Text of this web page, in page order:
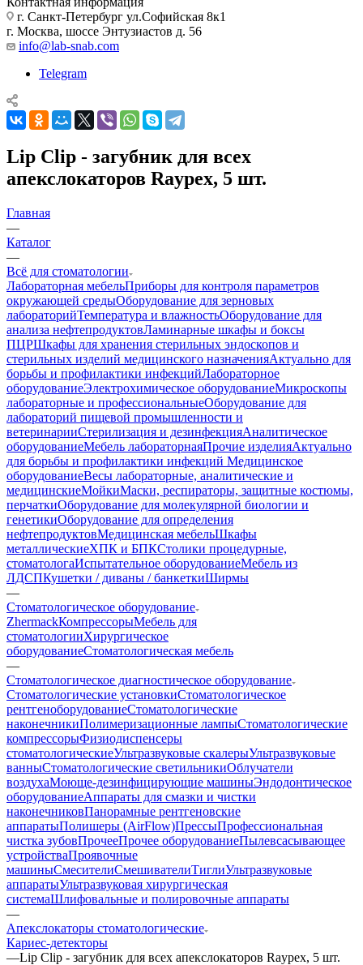
г. Санкт-Петербург ул.Софийская 8к1
г. Москва, шоссе Энтузиастов д. 56
info@lab-snab.com
Telegram
Lip Clip - загубник для всех
апекслокаторов Raypex, 5 шт.
Главная
—
Каталог
—
Всё для стоматологии
Лабораторная мебельПриборы для контроля параметров
окружающей средыОборудование для зерновых
лабораторийТемпература и влажностьОборудование для
анализа нефтепродуктовЛаминарные шкафы и боксы
ПЦРШкафы для хранения стерильных эндоскопов и
стерильных изделий медицинского назначенияАктуально для
борьбы и профилактики инфекцийЛабораторное
оборудованиеЭлектрохимическое оборудованиеМикроскопы
лабораторные и профессиональныеОборудование для
лабораторий пищевой промышленности и
ветеринарииСтерилизация и дезинфекцияАналитическое
оборудованиеМебель лабораторнаяПрочие изделияАктуально
для борьбы и профилактики инфекций Медицинское
оборудованиеВесы лабораторные, аналитические и
медицинскиеМойкиМаски, респираторы, защитные костюмы,
перчаткиОборудование для молекулярной биологии и
генетикиОборудование для определения
нефтепродуктовМедицинская мебельШкафы
металлическиеХПК и БПКСтолики процедурные,
стоматологаИспытательное оборудованиеМебель из
ЛДСПКушетки / диваны / банкеткиШирмы
—
Стоматологическое оборудование
ZhermackКомпрессорыМебель для
стоматологииХирургическое
оборудованиеСтоматологическая мебель
—
Стоматологическое диагностическое оборудование
Стоматологические установкиСтоматологическое
рентгеноборудованиеСтоматологические
наконечникиПолимеризационные лампыСтоматологические
компрессорыФизиодиспенсеры
стоматологическиеУльтразвуковые скалерыУльтразвуковые
ванныСтоматологические светильникиОблучатели
воздухаМоюще-дезинфицирующие машиныЭндодонтическое
оборудованиеАппараты для смазки и чистки
наконечниковПанорамные рентгеновские
аппаратыПолишеры (AirFlow)ПрессыПрофессиональная
чистка зубовПрочееПрочее оборудованиеПылевсасывающее
устройстваПроявочные
машиныСмесителиСмешивателиТиглиУльтразвуковые
аппаратыУльтразвуковая хирургическая
системаШлифовальные и полировочные аппараты
—
Апекслокаторы стоматологические
Кариес-детекторы
—Lip Clip - загубник для всех апекслокаторов Raypex, 5 шт.